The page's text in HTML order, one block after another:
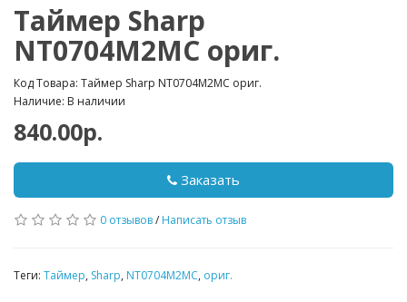
Таймер Sharp
NT0704M2MC ориг.
Код Товара: Таймер Sharp NT0704M2MC ориг.
Наличие: В наличии
840.00р.
Заказать
0 отзывов/ Написать отзыв
Теги: Таймер, Sharp, NT0704M2MC, ориг.